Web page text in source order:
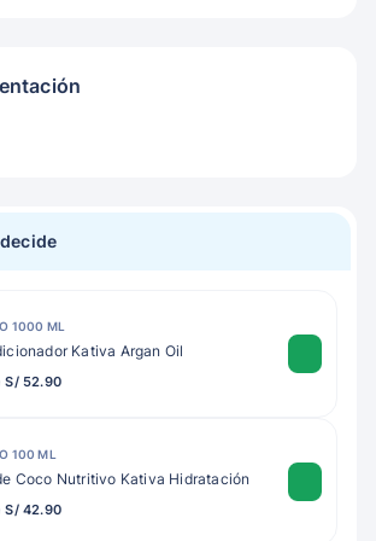
1000 ML
Kativa Argan Oil
S/ 52.90
100 ML
Coco Nutritivo Kativa Hidratación
S/ 42.90